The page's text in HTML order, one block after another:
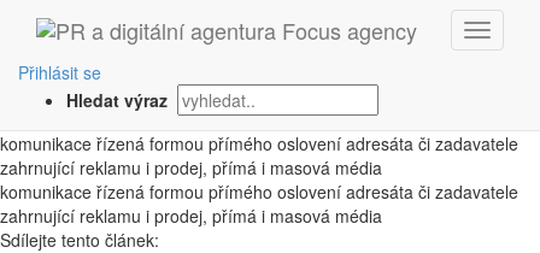
Přihlásit se
Hledat výraz
‹ Zpět
přímý marketing
komunikace řízená formou přímého oslovení adresáta či zadavatele
zahrnující reklamu i prodej, přímá i masová média
komunikace řízená formou přímého oslovení adresáta či zadavatele
zahrnující reklamu i prodej, přímá i masová média
Sdílejte tento článek: